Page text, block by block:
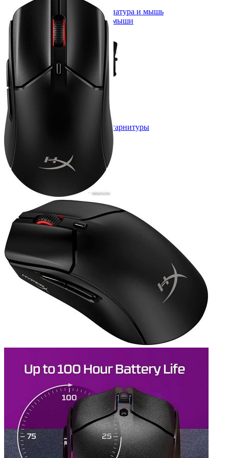
Мыши
Наборы клавиатура и мышь
Коврики для мыши
Наушники и гарнитуры